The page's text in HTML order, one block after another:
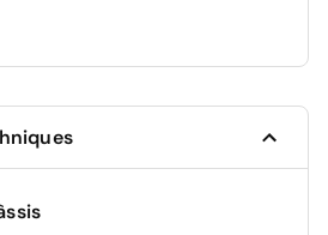
passager AR avec capteur
des feux
du véhicule
conduite sur autoroute